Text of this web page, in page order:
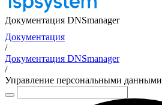
Документация DNSmanager
Документация
/
Документация DNSmanager
/
Управление персональными данными